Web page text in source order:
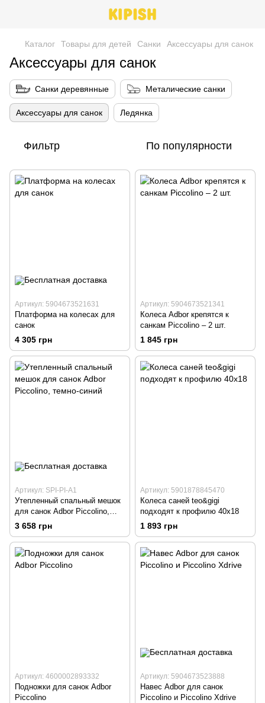
Каталог Товары для детей Санки Аксессуары для санок
Аксессуары для санок
Санки деревянные Металические санки
Аксессуары для санок Ледянка
Фильтр По популярности
Артикул: 5904673521631
Платформа на колесах для
санок
4 305 грн
Артикул: 5904673521341
Колеса Adbor крепятся к
санкам Piccolino – 2 шт.
1 845 грн
Артикул: SPI-PI-A1
Утепленный спальный мешок
для санок Adbor Piccolino,
темно-синий
3 658 грн
Артикул: 5901878845470
Колеса саней teo&gigi
подходят к профилю 40x18
1 893 грн
Артикул: 4600002893332
Подножки для санок Adbor
Piccolino
Артикул: 5904673523888
Навес Adbor для санок
Piccolino и Piccolino Xdrive